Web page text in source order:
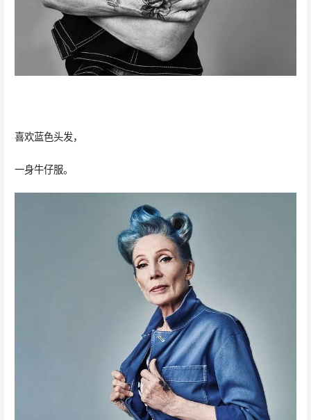
喜欢蓝色头发，
一身牛仔服。